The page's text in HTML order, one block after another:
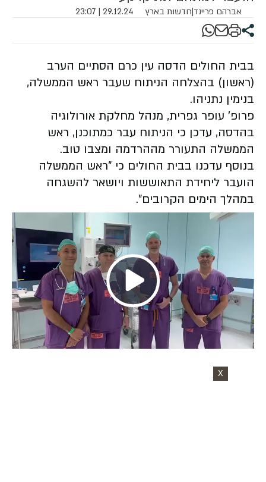
אברהם פריינד|חדשות בארץ 29.12.24 | 23:07
בבית החולים הדסה עין כרם הסתיים הערב
(ראשון) בהצלחה הניתוח שעבר ראש הממשלה,
בנימין נתניהו.
פרופ׳ עופר גפרית, מנהל מחלקת אורולוגיה
בהדסה, עדכן כי הניתוח עבר כמתוכנן, ראש
הממשלה התעורר מההרדמה ומצבו טוב.
בנוסף עדכנו בבית החולים כי "ראש הממשלה
הועבר ליחידת התאוששות ויושאר להשגחה
במהלך הימים הקרובים".
Play
Video
X